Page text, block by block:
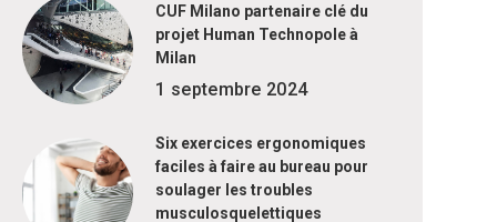
CUF Milano partenaire clé du
projet Human Technopole à
Milan
1 septembre 2024
Six exercices ergonomiques
faciles à faire au bureau pour
soulager les troubles
musculosquelettiques